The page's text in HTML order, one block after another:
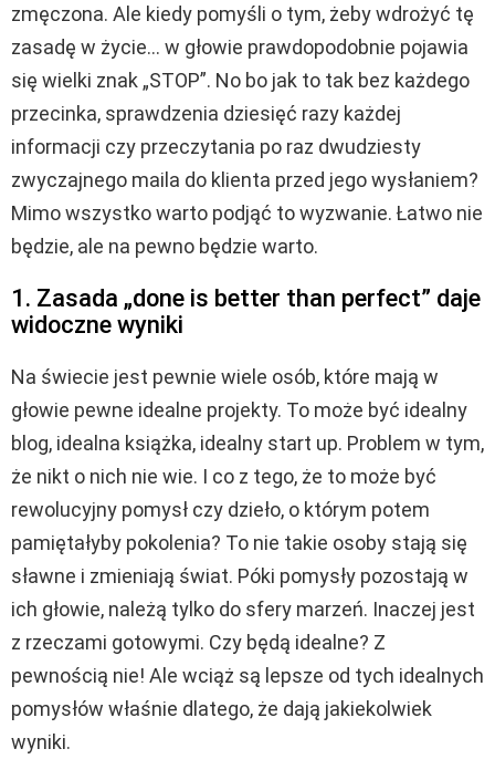
zmęczona. Ale kiedy pomyśli o tym, żeby wdrożyć tę
zasadę w życie… w głowie prawdopodobnie pojawia
się wielki znak „STOP”. No bo jak to tak bez każdego
przecinka, sprawdzenia dziesięć razy każdej
informacji czy przeczytania po raz dwudziesty
zwyczajnego maila do klienta przed jego wysłaniem?
Mimo wszystko warto podjąć to wyzwanie. Łatwo nie
będzie, ale na pewno będzie warto.
1. Zasada „done is better than perfect” daje
widoczne wyniki
Na świecie jest pewnie wiele osób, które mają w
głowie pewne idealne projekty. To może być idealny
blog, idealna książka, idealny start up. Problem w tym,
że nikt o nich nie wie. I co z tego, że to może być
rewolucyjny pomysł czy dzieło, o którym potem
pamiętałyby pokolenia? To nie takie osoby stają się
sławne i zmieniają świat. Póki pomysły pozostają w
ich głowie, należą tylko do sfery marzeń. Inaczej jest
z rzeczami gotowymi. Czy będą idealne? Z
pewnością nie! Ale wciąż są lepsze od tych idealnych
pomysłów właśnie dlatego, że dają jakiekolwiek
wyniki.